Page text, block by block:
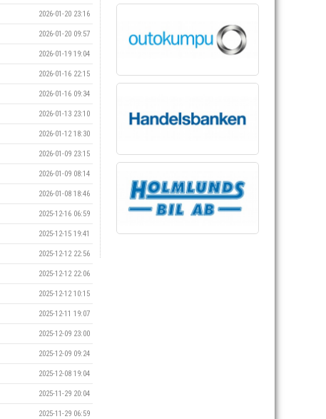
2026-01-20 23:16
2026-01-20 09:57
2026-01-19 19:04
2026-01-16 22:15
2026-01-16 09:34
2026-01-13 23:10
2026-01-12 18:30
2026-01-09 23:15
2026-01-09 08:14
2026-01-08 18:46
2025-12-16 06:59
2025-12-15 19:41
2025-12-12 22:56
2025-12-12 22:06
2025-12-12 10:15
2025-12-11 19:07
2025-12-09 23:00
2025-12-09 09:24
2025-12-08 19:04
2025-11-29 20:04
2025-11-29 06:59